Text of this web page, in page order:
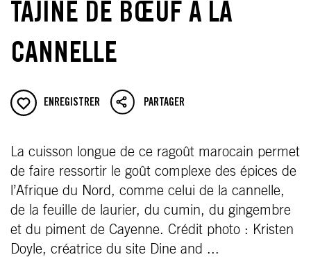
TAJINE DE BŒUF À LA
CANNELLE
ENREGISTRER PARTAGER
La cuisson longue de ce ragoût marocain permet
de faire ressortir le goût complexe des épices de
l’Afrique du Nord, comme celui de la cannelle,
de la feuille de laurier, du cumin, du gingembre
et du piment de Cayenne. Crédit photo : Kristen
Doyle, créatrice du site Dine and ...